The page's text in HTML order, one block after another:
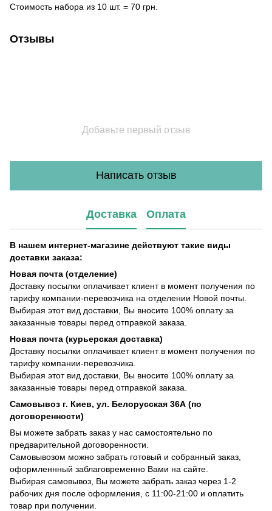
Стоимость набора из 10 шт. = 70 грн.
Отзывы
Добавьте первый отзыв
Написать отзыв
Доставка Оплата
В нашем интернет-магазине действуют такие виды
доставки заказа:
Новая почта (отделение)
Доставку посылки оплачивает клиент в момент получения по
тарифу компании-перевозчика на отделении Новой почты.
Выбирая этот вид доставки, Вы вносите 100% оплату за
заказанные товары перед отправкой заказа.
Новая почта (курьерская доставка)
Доставку посылки оплачивает клиент в момент получения по
тарифу компании-перевозчика.
Выбирая этот вид доставки, Вы вносите 100% оплату за
заказанные товары перед отправкой заказа.
Самовывоз г. Киев, ул. Белорусская 36А (по
договоренности)
Вы можете забрать заказ у нас самостоятельно по
предварительной договоренности.
Самовывозом можно забрать готовый и собранный заказ,
оформленнный заблаговременно Вами на сайте.
Выбирая самовывоз, Вы можете забрать заказ через 1-2
рабочих дня после оформления, с 11:00-21:00 и оплатить
товар при получении.